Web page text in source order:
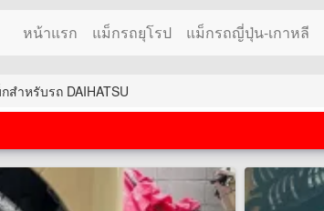
หน้าแรก แม็กรถยุโรป แม็กรถญี่ปุ่น-เกาหลี
สำหรับรถ DAIHATSU